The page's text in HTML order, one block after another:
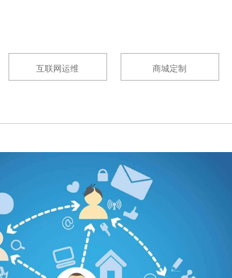
互联网运维 商城定制